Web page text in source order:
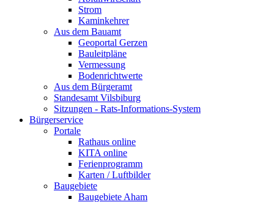
Strom
Kaminkehrer
Aus dem Bauamt
Geoportal Gerzen
Bauleitpläne
Vermessung
Bodenrichtwerte
Aus dem Bürgeramt
Standesamt Vilsbiburg
Sitzungen - Rats-Informations-System
Bürgerservice
Portale
Rathaus online
KITA online
Ferienprogramm
Karten / Luftbilder
Baugebiete
Baugebiete Aham